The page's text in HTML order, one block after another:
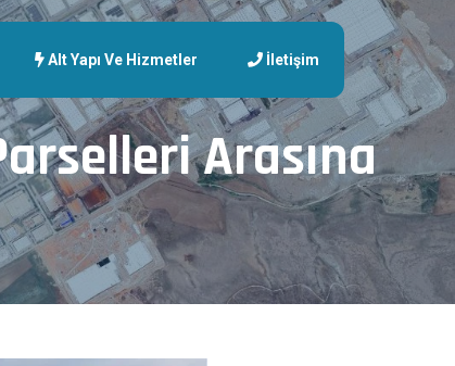
Alt Yapı Ve Hizmetler İletişim
Arasına